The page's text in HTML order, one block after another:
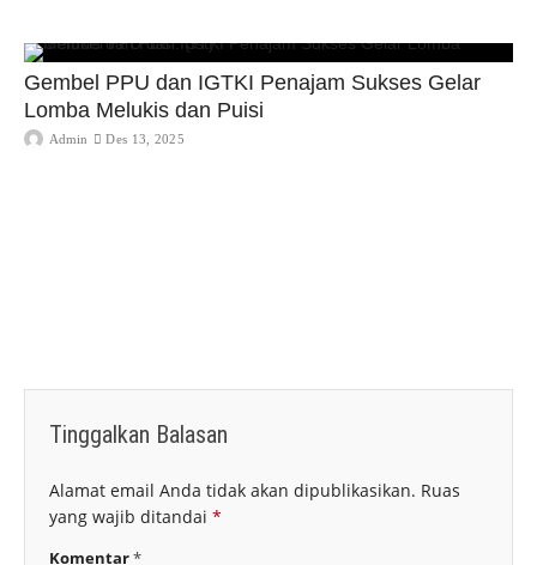
Gembel PPU dan IGTKI Penajam Sukses Gelar
Lomba Melukis dan Puisi
Admin Des 13, 2025
Tinggalkan Balasan
Alamat email Anda tidak akan dipublikasikan. Ruas
yang wajib ditandai *
Komentar*